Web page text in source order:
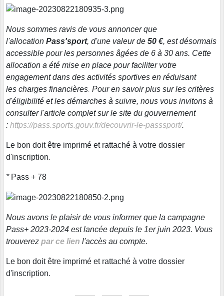
Nous sommes ravis de vous annoncer que
l'allocation Pass'sport, d'une valeur de 50 €, est désormais
accessible pour les personnes âgées de 6 à 30 ans. Cette
allocation a été mise en place pour faciliter votre
engagement dans des activités sportives en réduisant
les charges financières. Pour en savoir plus sur les critères
d'éligibilité et les démarches à suivre, nous vous invitons à
consulter l'article complet sur le site du gouvernement
: https://pass.sports.gouv.fr/decouvrir-le-passsport/.
Le bon doit être imprimé et rattaché à votre dossier
d'inscription.
* Pass + 78
Nous avons le plaisir de vous informer que la campagne
Pass+ 2023-2024 est lancée depuis le 1er juin 2023. Vous
trouverez par ce lien l'accès au compte.
Le bon doit être imprimé et rattaché à votre dossier
d'inscription.